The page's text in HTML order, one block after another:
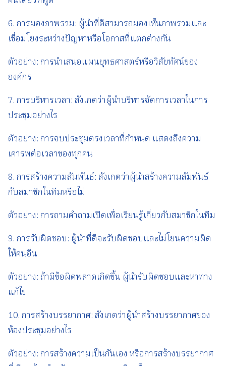
6. การมองภาพรวม: ผู้นำที่ดีสามารถมองเห็นภาพรวมและ
เชื่อมโยงระหว่างปัญหาหรือโอกาสที่แตกต่างกัน
ตัวอย่าง: การนำเสนอแผนยุทธศาสตร์หรือวิสัยทัศน์ของ
องค์กร
7. การบริหารเวลา: สังเกตว่าผู้นำบริหารจัดการเวลาในการ
ประชุมอย่างไร
ตัวอย่าง: การจบประชุมตรงเวลาที่กำหนด แสดงถึงความ
เคารพต่อเวลาของทุกคน
8. การสร้างความสัมพันธ์: สังเกตว่าผู้นำสร้างความสัมพันธ์
กับสมาชิกในทีมหรือไม่
ตัวอย่าง: การถามคำถามเปิดเพื่อเรียนรู้เกี่ยวกับสมาชิกในทีม
9. การรับผิดชอบ: ผู้นำที่ดีจะรับผิดชอบและไม่โยนความผิด
ให้คนอื่น
ตัวอย่าง: ถ้ามีข้อผิดพลาดเกิดขึ้น ผู้นำรับผิดชอบและหาทาง
แก้ไข
10. การสร้างบรรยากาศ: สังเกตว่าผู้นำสร้างบรรยากาศของ
ห้องประชุมอย่างไร
ตัวอย่าง: การสร้างความเป็นกันเอง หรือการสร้างบรรยากาศ